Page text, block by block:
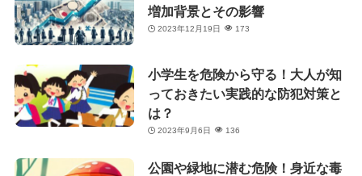
増加背景とその影響
2023年12月19日 173
小学生を危険から守る！大人が知
っておきたい実践的な防犯対策と
は？
2023年9月6日 136
公園や緑地に潜む危険！身近な毒